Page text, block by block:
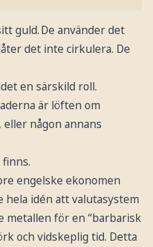
guld. De använder det
det inte cirkulera. De
en särskild roll.
är löften om
någon annans
engelske ekonomen
hela idén att valutasystem
metallen för en “barbarisk
och vidskeplig tid. Detta